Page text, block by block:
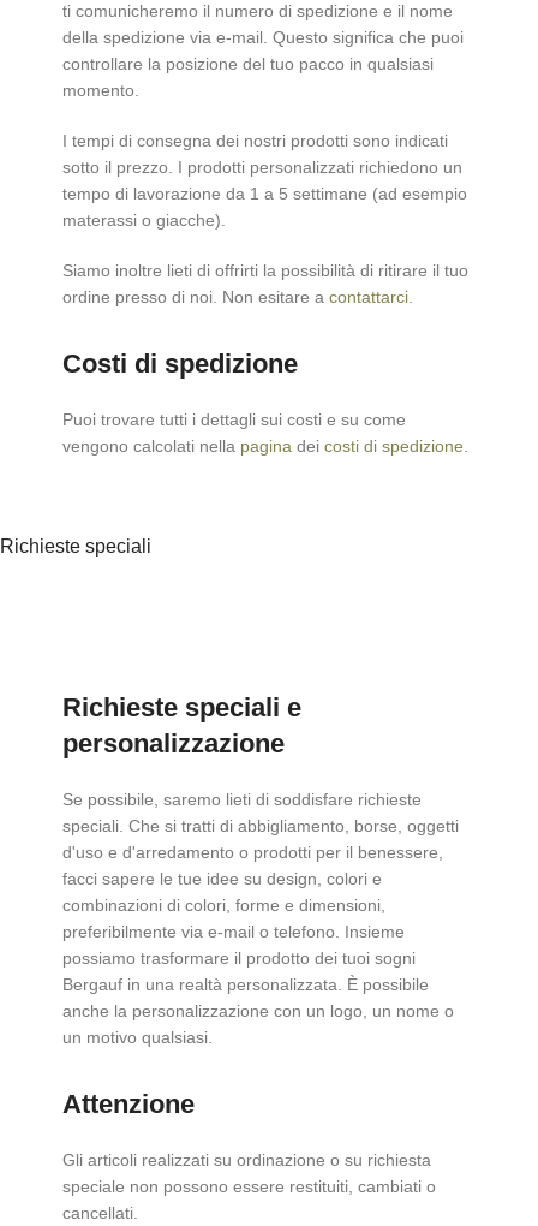
ti comunicheremo il numero di spedizione e il nome
della spedizione via e-mail. Questo significa che puoi
controllare la posizione del tuo pacco in qualsiasi
momento.
I tempi di consegna dei nostri prodotti sono indicati
sotto il prezzo. I prodotti personalizzati richiedono un
tempo di lavorazione da 1 a 5 settimane (ad esempio
materassi o giacche).
Siamo inoltre lieti di offrirti la possibilità di ritirare il tuo
ordine presso di noi. Non esitare a contattarci.
Costi di spedizione
Puoi trovare tutti i dettagli sui costi e su come
vengono calcolati nella pagina dei costi di spedizione
Richieste speciali
Richieste speciali e
personalizzazione
Se possibile, saremo lieti di soddisfare richieste
speciali. Che si tratti di abbigliamento, borse, oggetti
d'uso e d'arredamento o prodotti per il benessere,
facci sapere le tue idee su design, colori e
combinazioni di colori, forme e dimensioni,
preferibilmente via e-mail o telefono. Insieme
possiamo trasformare il prodotto dei tuoi sogni
Bergauf in una realtà personalizzata. È possibile
anche la personalizzazione con un logo, un nome o
un motivo qualsiasi.
Attenzione
Gli articoli realizzati su ordinazione o su richiesta
speciale non possono essere restituiti, cambiati o
cancellati.